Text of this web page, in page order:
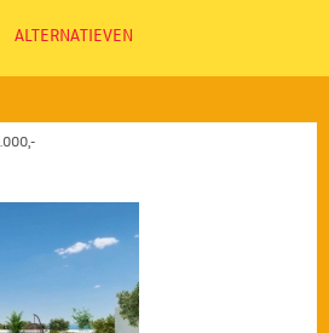
ALTERNATIEVEN